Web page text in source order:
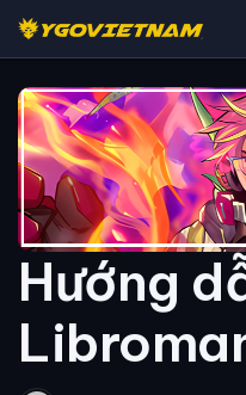
Hướng